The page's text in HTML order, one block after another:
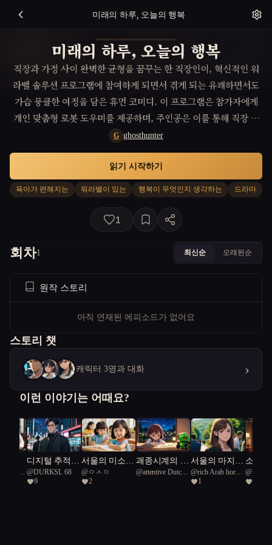
미래의 하루, 오늘의 행복
미래의 하루, 오늘의 행복
직장과 가정 사이 완벽한 균형을 꿈꾸는 한 직장인이, 혁신적인 워
라밸 솔루션 프로그램에 참여하게 되면서 겪게 되는 유쾌하면서도
가슴 뭉클한 여정을 담은 휴먼 코미디. 이 프로그램은 참가자에게
개인 맞춤형 로봇 도우미를 제공하며, 주인공은 이를 통해 직장 생
활과 가정 생활 사이에서 진정한 행복과 충족감을 찾아가는 과정을
겪는다.
G ghosthunter
육아가 편해지는 워라밸이 있는 행복이 무엇인지 생각하는 드라마
읽기 시작하기
1
회차1 최신순 오래된순
원작 스토리
아직 연재된 에피소드가 없어요
스토리 챗
캐릭터 3명과 대화 ›
이런 이야기는 어때요?
디지털 추적자
들: 서울의 미
로 속에서
@DURKSL 68
9
서울의 미소,
미래의 교감
@ㅇㅅㅇ
2
괘종시계의 울
림
@attentive Dutch
서울의 마지막
방패
@rich Arab horse
411
소소
여정
@